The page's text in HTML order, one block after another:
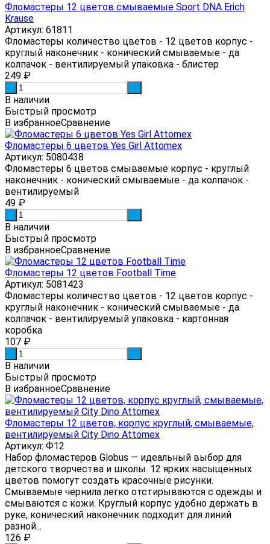
Фломастеры 12 цветов смываемые Sport DNA Erich
Krause
Артикул: 61811
Фломастеры количество цветов - 12 цветов корпус -
круглый наконечник - конический смываемые - да
колпачок - вентилируемый упаковка - блистер
249 ₽
В наличии
Быстрый просмотр
В избранноеСравнение
Фломастеры 6 цветов Yes Girl Attomex
Артикул: 5080438
Фломастеры 6 цветов смываемые корпус - круглый
наконечник - конический смываемые - да колпачок -
вентилируемый
49 ₽
В наличии
Быстрый просмотр
В избранноеСравнение
Фломастеры 12 цветов Football Time
Артикул: 5081423
Фломастеры количество цветов - 12 цветов корпус -
круглый наконечник - конический смываемые - да
колпачок - вентилируемый упаковка - картонная
коробка
107 ₽
В наличии
Быстрый просмотр
В избранноеСравнение
Фломастеры 12 цветов, корпус круглый, смываемые,
вентилируемый City Dino Attomex
Артикул: Ф12
Набор фломастеров Globus — идеальный выбор для
детского творчества и школы. 12 ярких насыщенных
цветов помогут создать красочные рисунки.
Смываемые чернила легко отстирываются с одежды и
смываются с кожи. Круглый корпус удобно держать в
руке, конический наконечник подходит для линий
разной...
126 ₽